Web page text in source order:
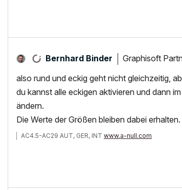
Bernhard Binder Graphisoft
also rund und eckig geht nicht gleichzeitig,
du kannst alle eckigen aktivieren und dann
ändern.
Die Werte der Größen bleiben dabei erhalten.
AC4.5-AC29 AUT, GER, INT www.a-null.com